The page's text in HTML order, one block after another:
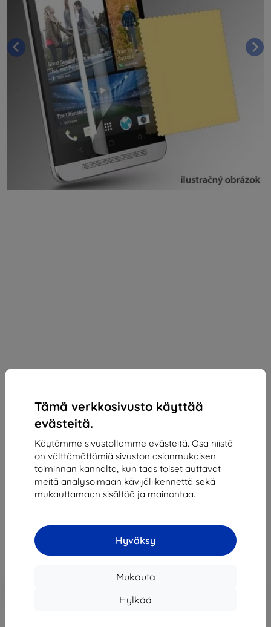
Tämä verkkosivusto käyttää
evästeitä.
Käytämme sivustollamme evästeitä. Osa niistä
on välttämättömiä sivuston asianmukaisen
toiminnan kannalta, kun taas toiset auttavat
meitä analysoimaan kävijäliikennettä sekä
mukauttamaan sisältöä ja mainontaa.
Hyväksy
Mukauta
Hylkää
Suojakalvo Fólia Samsung Galaxy Alpha
Samsung Galaxy Alpha
6,20 €
Hinta ilman ALV:tä5,00 €
Alennus kupongilla